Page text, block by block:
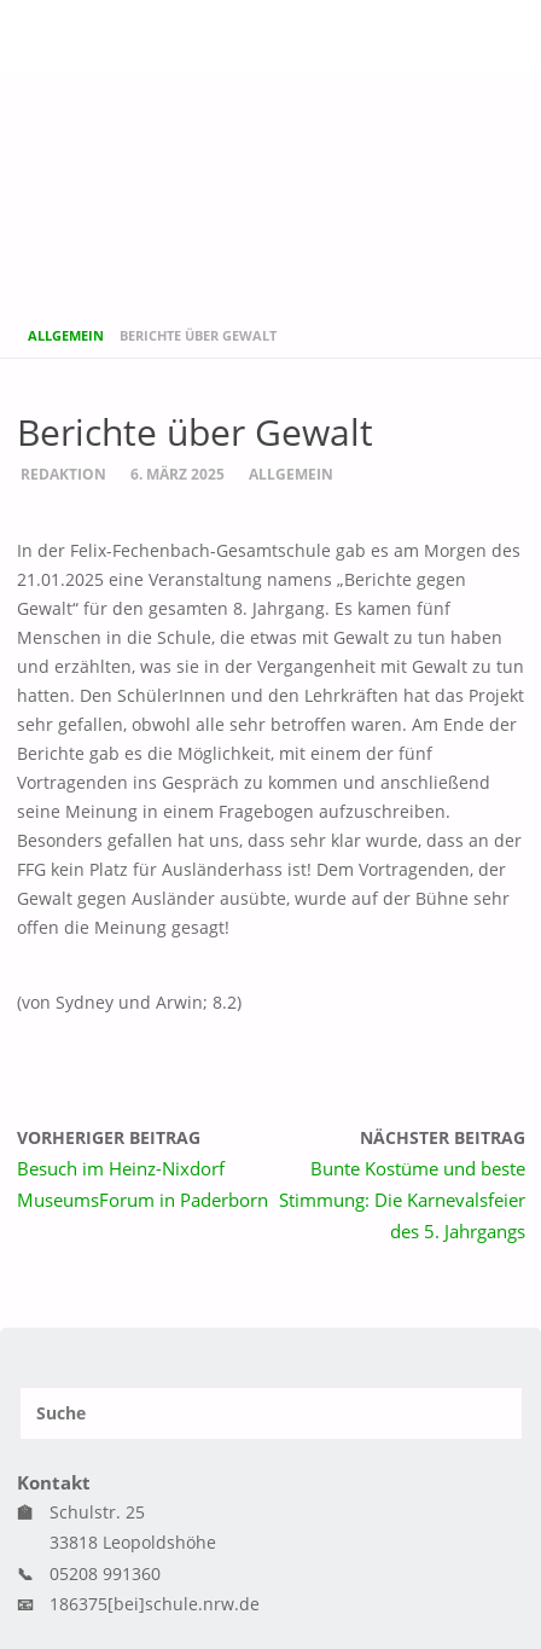
START
ALLGEMEIN BERICHTE ÜBER GEWALT
Berichte über Gewalt
REDAKTION 6. MÄRZ 2025 ALLGEMEIN
In der Felix-Fechenbach-Gesamtschule gab es am Morgen des
21.01.2025 eine Veranstaltung namens „Berichte gegen
Gewalt“ für den gesamten 8. Jahrgang. Es kamen fünf
Menschen in die Schule, die etwas mit Gewalt zu tun haben
und erzählten, was sie in der Vergangenheit mit Gewalt zu tun
hatten. Den SchülerInnen und den Lehrkräften hat das Projekt
sehr gefallen, obwohl alle sehr betroffen waren. Am Ende der
Berichte gab es die Möglichkeit, mit einem der fünf
Vortragenden ins Gespräch zu kommen und anschließend
seine Meinung in einem Fragebogen aufzuschreiben.
Besonders gefallen hat uns, dass sehr klar wurde, dass an der
FFG kein Platz für Ausländerhass ist! Dem Vortragenden, der
Gewalt gegen Ausländer ausübte, wurde auf der Bühne sehr
offen die Meinung gesagt!
(von Sydney und Arwin; 8.2)
VORHERIGER BEITRAG
Besuch im Heinz-Nixdorf
MuseumsForum in Paderborn
NÄCHSTER BEITRAG
Bunte Kostüme und beste
Stimmung: Die Karnevalsfeier
des 5. Jahrgangs
Kontakt
🏫
Schulstr. 25
33818 Leopoldshöhe
📞
05208 991360
📧
186375[bei]schule.nrw.de